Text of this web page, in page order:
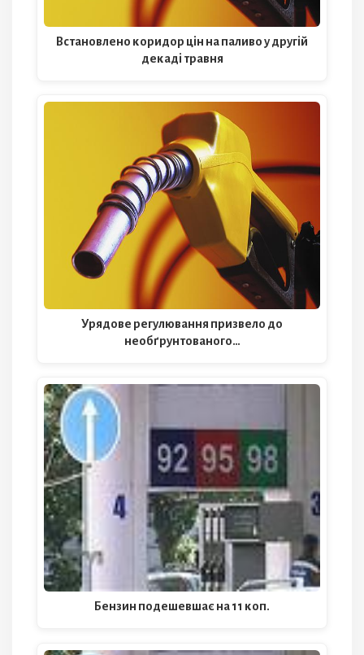
Встановлено коридор цін на паливо у другій
декаді травня
Урядове регулювання призвело до
необґрунтованого…
Бензин подешевшає на 11 коп.